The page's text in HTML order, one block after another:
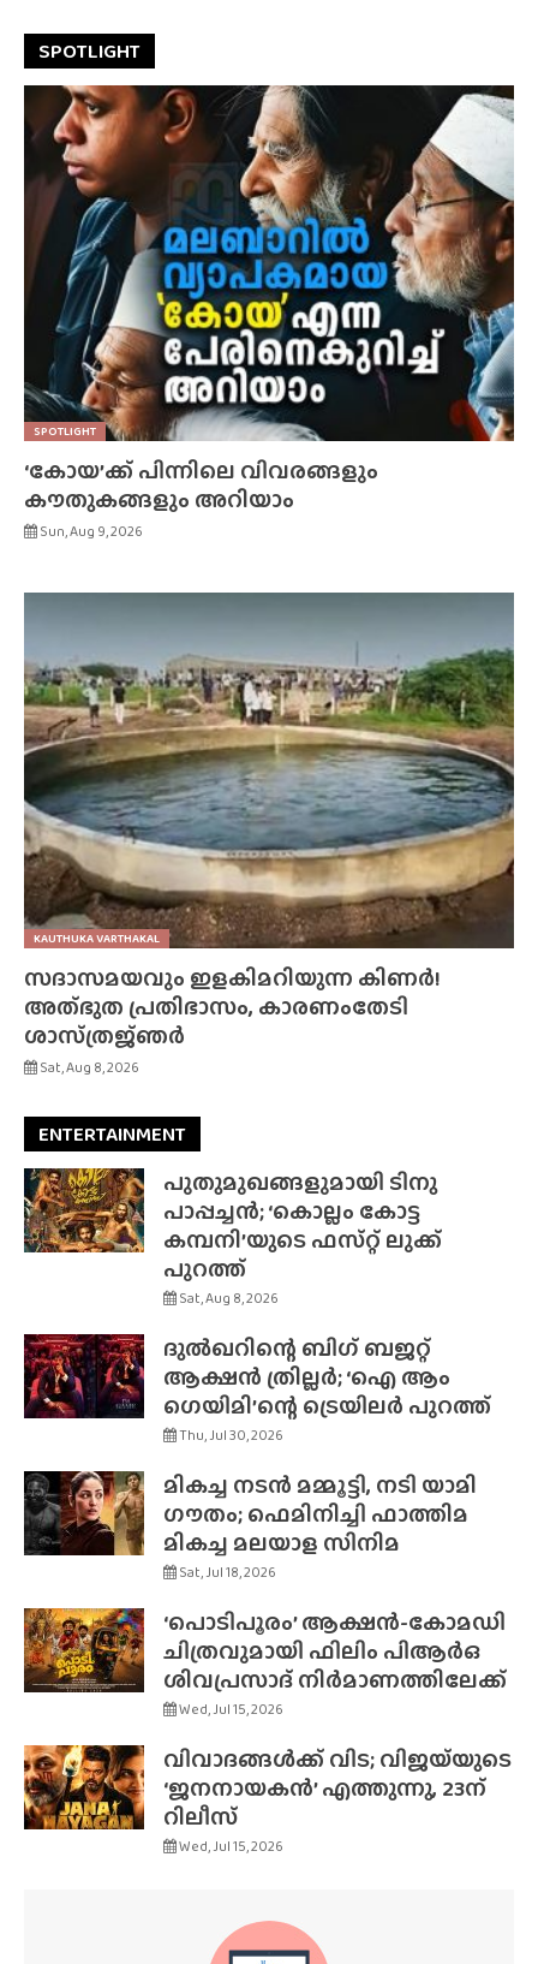
SPOTLIGHT
SPOTLIGHT
‘കോയ’ക്ക് പിന്നിലെ വിവരങ്ങളും
കൗതുകങ്ങളും അറിയാം
Sun, Aug 9, 2026
KAUTHUKA VARTHAKAL
സദാസമയവും ഇളകിമറിയുന്ന കിണർ!
അത്‌ഭുത പ്രതിഭാസം, കാരണംതേടി
ശാസ്‌ത്രജ്‌ഞർ
Sat, Aug 8, 2026
ENTERTAINMENT
പുതുമുഖങ്ങളുമായി ടിനു
പാപ്പച്ചൻ; ‘കൊല്ലം കോട്ട
കമ്പനി’യുടെ ഫസ്‌റ്റ് ലുക്ക്
പുറത്ത്
Sat, Aug 8, 2026
ദുൽഖറിന്റെ ബിഗ് ബജറ്റ്
ആക്ഷൻ ത്രില്ലർ; ‘ഐ ആം
ഗെയിമി’ന്റെ ട്രെയിലർ പുറത്ത്
Thu, Jul 30, 2026
മികച്ച നടൻ മമ്മൂട്ടി, നടി യാമി
ഗൗതം; ഫെമിനിച്ചി ഫാത്തിമ
മികച്ച മലയാള സിനിമ
Sat, Jul 18, 2026
‘പൊടിപൂരം’ ആക്ഷൻ-കോമഡി
ചിത്രവുമായി ഫിലിം പിആർഒ
ശിവപ്രസാദ് നിർമാണത്തിലേക്ക്
Wed, Jul 15, 2026
വിവാദങ്ങൾക്ക് വിട; വിജയ്‌യുടെ
‘ജനനായകൻ’ എത്തുന്നു, 23ന്
റിലീസ്
Wed, Jul 15, 2026